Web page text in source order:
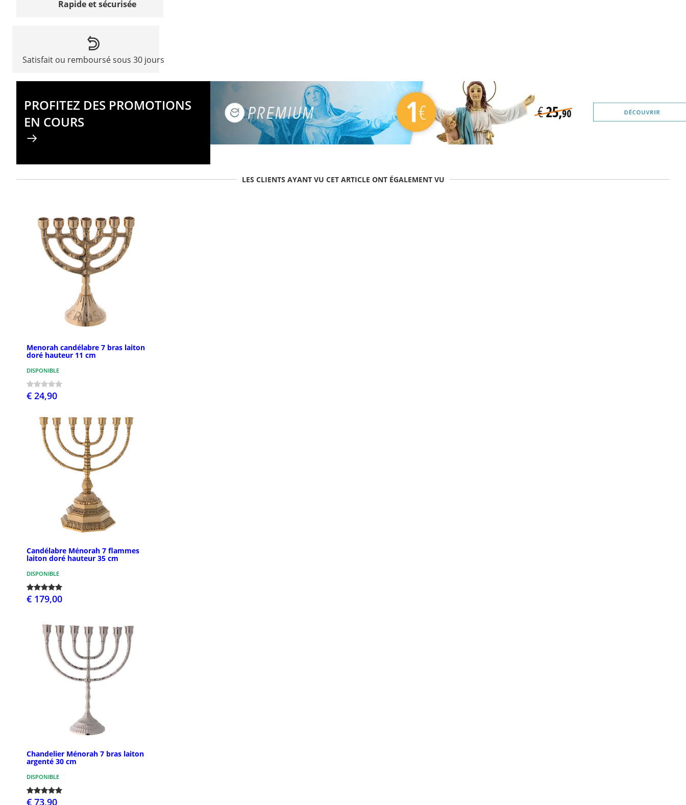
Rapide et sécurisée
Satisfait ou remboursé sous 30 jours
PROFITEZ DES PROMOTIONS
EN COURS
LES CLIENTS AYANT VU CET ARTICLE ONT ÉGALEMENT VU
Menorah candélabre 7 bras laiton
doré hauteur 11 cm
DISPONIBLE
€ 24,90
Candélabre Ménorah 7 flammes
laiton doré hauteur 35 cm
DISPONIBLE
€ 179,00
Chandelier Ménorah 7 bras laiton
argenté 30 cm
DISPONIBLE
€ 73,90